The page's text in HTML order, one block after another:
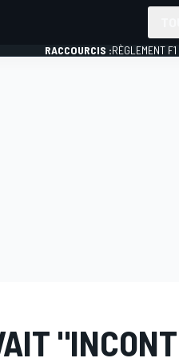
RACCOURCIS :RÈGLEMENT